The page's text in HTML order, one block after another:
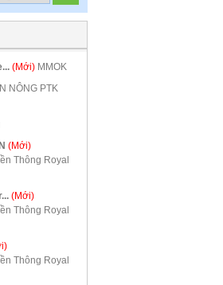
(Mới) MMOK
NÔNG PTK
(Mới)
Thông Royal
(Mới)
Thông Royal
Thông Royal